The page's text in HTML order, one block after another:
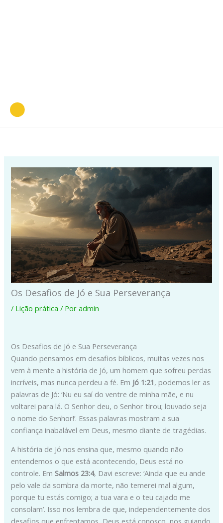
Os Desafios de Jó e Sua Perseverança
/ Lição prática / Poradmin
Os Desafios de Jó e Sua Perseverança
Quando pensamos em desafios bíblicos, muitas vezes nos
vem à mente a história de Jó, um homem que sofreu perdas
incríveis, mas nunca perdeu a fé. Em Jó 1:21, podemos ler as
palavras de Jó: ‘Nu eu saí do ventre de minha mãe, e nu
voltarei para lá. O Senhor deu, o Senhor tirou; louvado seja
o nome do Senhor!’. Essas palavras mostram a sua
confiança inabalável em Deus, mesmo diante de tragédias.
A história de Jó nos ensina que, mesmo quando não
entendemos o que está acontecendo, Deus está no
controle. EmSalmos 23:4, Davi escreve: ‘Ainda que eu ande
pelo vale da sombra da morte, não temerei mal algum,
porque tu estás comigo; a tua vara e o teu cajado me
consolam’. Isso nos lembra de que, independentemente dos